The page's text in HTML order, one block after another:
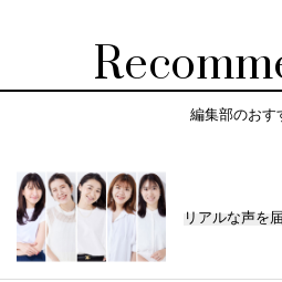
編集部のおす
リアルな声を